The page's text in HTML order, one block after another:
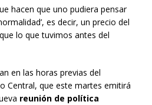
hacen que uno pudiera pensar
es decir, un precio del
lo que tuvimos antes del
en las horas previas del
Central, que este martes emitirá
reunión de política